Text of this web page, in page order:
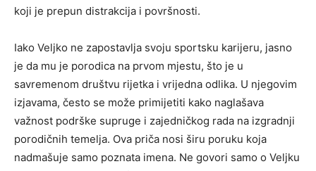
koji je prepun distrakcija i površnosti.
Iako Veljko ne zapostavlja svoju sportsku karijeru, jasno
je da mu je porodica na prvom mjestu, što je u
savremenom društvu rijetka i vrijedna odlika. U njegovim
izjavama, često se može primijetiti kako naglašava
važnost podrške supruge i zajedničkog rada na izgradnji
porodičnih temelja. Ova priča nosi širu poruku koja
nadmašuje samo poznata imena. Ne govori samo o Veljku